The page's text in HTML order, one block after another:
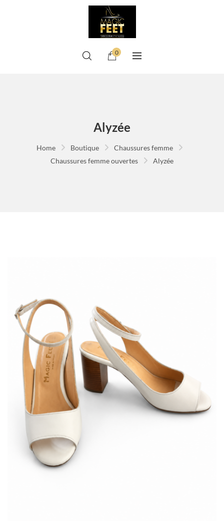
0
Alyzée
Home Boutique
Chaussures femme
Chaussures femme ouvertes
Alyzée